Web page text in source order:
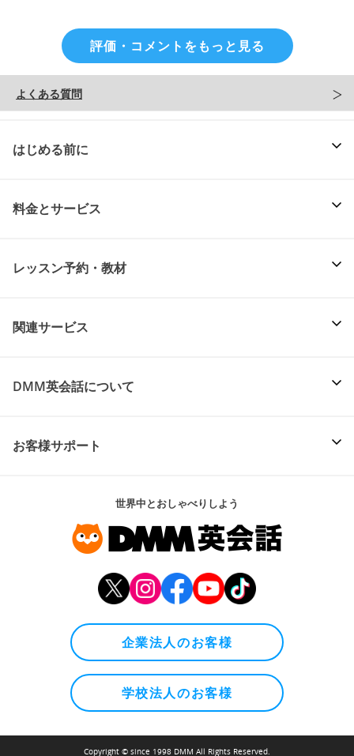
評価・コメントをもっと見る
よくある質問
はじめる前に
料金とサービス
レッスン予約・教材
関連サービス
DMM英会話について
お客様サポート
世界中とおしゃべりしよう
企業法人のお客様
学校法人のお客様
Copyright © since 1998 DMM All Rights Reserved.